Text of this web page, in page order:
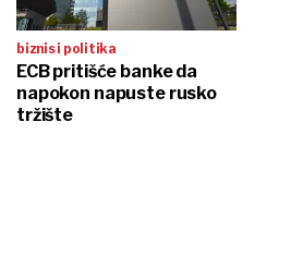
biznis i politika
ECB pritišće banke da
napokon napuste rusko
tržište